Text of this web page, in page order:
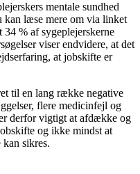
mentale sundhed
kan læse mere om via linket
34 % af sygeplejerskerne
viser endvidere, at det
at jobskifte er
til en lang række negative
flere medicinfejl og
derfor vigtigt at afdække og
og ikke mindst at
sikres.